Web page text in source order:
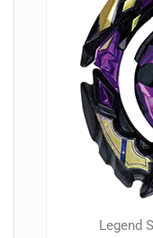
Legend